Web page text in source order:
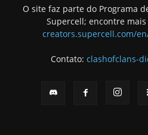
O site faz parte do Programa
Supercell; encontre
creators.supercell.com/
Contato: clashofclans-